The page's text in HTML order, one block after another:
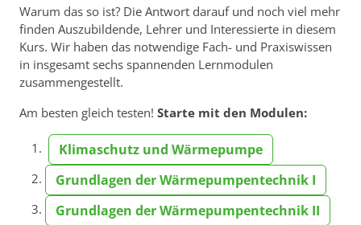
Warum das so ist? Die Antwort darauf und noch viel mehr
finden Auszubildende, Lehrer und Interessierte in diesem
Kurs. Wir haben das notwendige Fach- und Praxiswissen
in insgesamt sechs spannenden Lernmodulen
zusammengestellt.
Am besten gleich testen! Starte mit den Modulen:
Klimaschutz und Wärmepumpe
Grundlagen der Wärmepumpentechnik I
Grundlagen der Wärmepumpentechnik II